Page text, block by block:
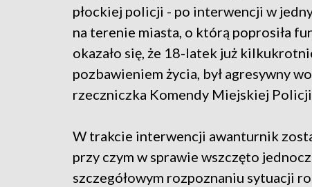
płockiej policji - po interwencji w
na terenie miasta, o którą poprosiła
okazało się, że 18-latek już
pozbawieniem życia, był agresywny
rzeczniczka Komendy Miejskiej
W trakcie interwencji awanturnik
przy czym w sprawie wszczęto
szczegółowym rozpoznaniu sytuacji